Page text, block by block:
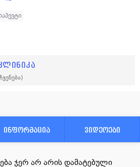
ინფორმაცია ვიდეოები
ჯერ არ არის დამატებული